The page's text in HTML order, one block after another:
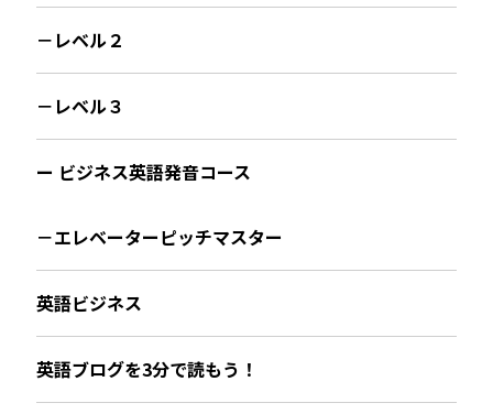
－レベル２
－レベル３
ー ビジネス英語発音コース
－エレベーターピッチマスター
英語ビジネス
英語ブログを3分で読もう！